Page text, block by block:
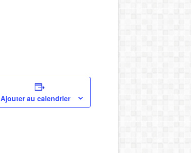
Ajouter au calendrier